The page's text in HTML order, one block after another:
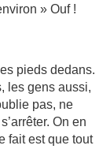
» Ouf !
pieds dedans.
les gens aussi,
pas, ne
On en
fait est que tout